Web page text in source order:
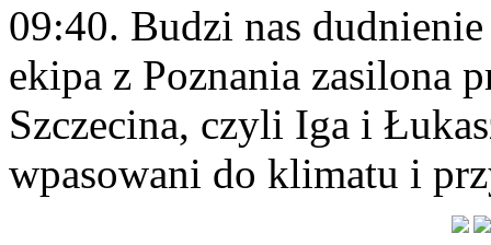
09:40. Budzi nas
ekipa z Poznania zasilona
Szczecina, czyli Iga i
wpasowani do klimatu i